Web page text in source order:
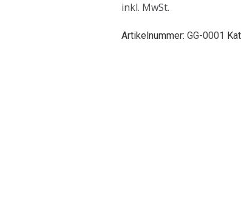
inkl. MwSt.
Artikelnummer: GG-0001